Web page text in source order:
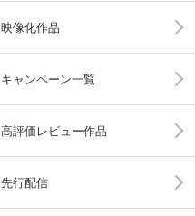
映像化作品
キャンペーン一覧
高評価レビュー作品
先行配信